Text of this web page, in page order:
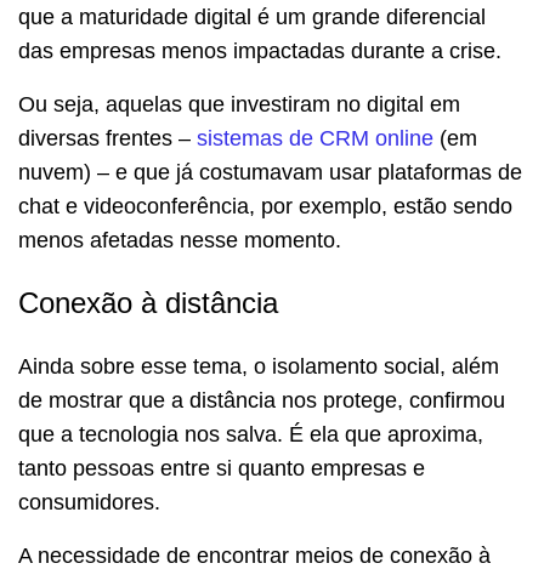
que a maturidade digital é um grande diferencial
das empresas menos impactadas durante a crise.
Ou seja, aquelas que investiram no digital em
diversas frentes – sistemas de CRM online (em
nuvem) – e que já costumavam usar plataformas de
chat e videoconferência, por exemplo, estão sendo
menos afetadas nesse momento.
Conexão à distância
Ainda sobre esse tema, o isolamento social, além
de mostrar que a distância nos protege, confirmou
que a tecnologia nos salva. É ela que aproxima,
tanto pessoas entre si quanto empresas e
consumidores.
A necessidade de encontrar meios de conexão à